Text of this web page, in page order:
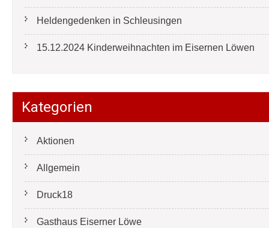
Heldengedenken in Schleusingen
15.12.2024 Kinderweihnachten im Eisernen Löwen
Kategorien
Aktionen
Allgemein
Druck18
Gasthaus Eiserner Löwe